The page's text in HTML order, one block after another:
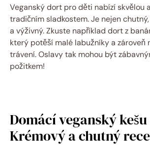
Veganský dort pro děti nabízí skvělou
tradičním sladkostem. Je nejen
a výživný. Zkuste například dort z
který potěší malé labužníky a zároveň
trávení. Oslavy tak mohou být
požitkem!
Domácí veganský
Krémový a chutný